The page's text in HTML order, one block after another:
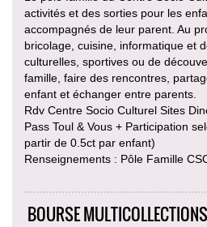
activités et des sorties pour les
accompagnés de leur parent. Au
bricolage, cuisine, informatique et
culturelles, sportives ou de
famille, faire des rencontres,
enfant et échanger entre parents.
Rdv Centre Socio Culturel Sites
Pass Toul & Vous + Participation
partir de 0.5ct par enfant)
Renseignements : Pôle Famille
BOURSE MULTICOLLECTIONS